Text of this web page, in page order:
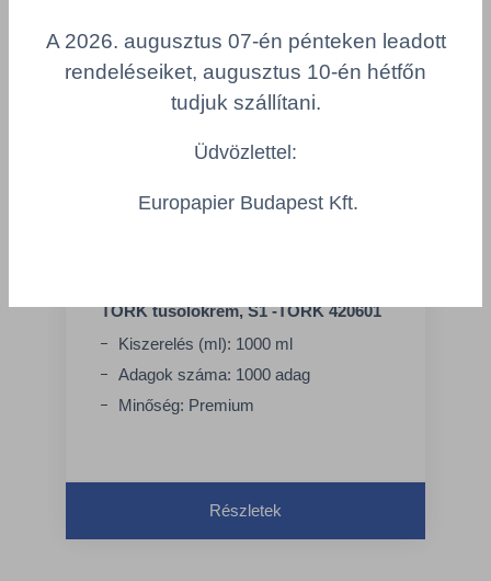
TORK tusolókrém, S1 -TORK 420601
Kiszerelés (ml): 1000 ml
Adagok száma: 1000 adag
Minőség: Premium
Részletek
A 2026. augusztus 07-én pénteken leadott
rendeléseiket, augusztus 10-én hétfőn
tudjuk szállítani.
Üdvözlettel:
Europapier Budapest Kft.